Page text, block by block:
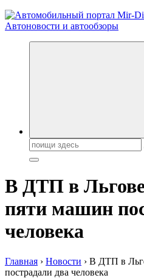
Справочник автомобилиста.
Поиск:
В ДТП в
пяти машин
человека
Главная › Новости › В ДТП в
пострадали два человека